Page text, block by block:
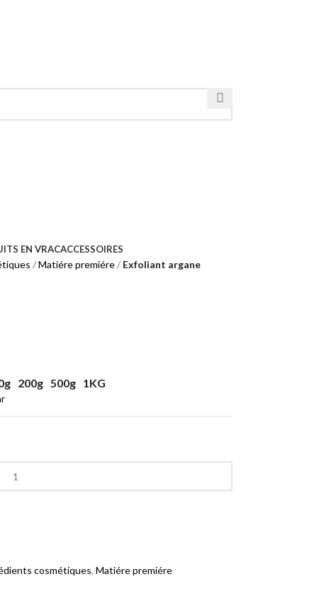
EN VRACACCESSOIRES
Matiére premiére
Exfoliant argane
200g 500g 1KG
cosmétiques, Matiére premiére